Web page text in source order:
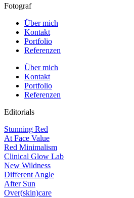
Fotograf
Über mich
Kontakt
Portfolio
Referenzen
Über mich
Kontakt
Portfolio
Referenzen
Editorials
Stunning Red
At Face Value
Red Minimalism
Clinical Glow Lab
New Wildness
Different Angle
After Sun
Over(skin)care